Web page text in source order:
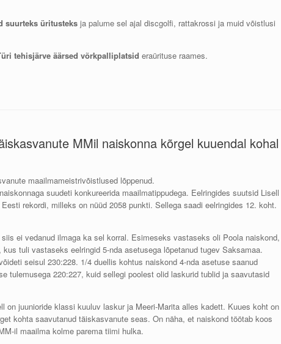
suurteks üritusteks ja palume sel ajal discgolfi, rattakrossi ja muid võistlusi
tehisjärve äärsed võrkpalliplatsid eraürituse raames.
MMil naiskonna kõrgel kuuendal kohal
maailmameistrivõistlused lõppenud.
suudeti konkureerida maailmatippudega. Eelringides suutsid Lisell
rekordi, milleks on nüüd 2058 punkti. Sellega saadi eelringides 12. koht.
ei vedanud ilmaga ka sel korral. Esimeseks vastaseks oli Poola naiskond,
tuli vastaseks eelringid 5-nda asetusega lõpetanud tugev Saksamaa.
seisul 230:228. 1/4 duellis kohtus naiskond 4-nda asetuse saanud
tulemusega 220:227, kuid sellegi poolest olid laskurid tublid ja saavutasid
on juunioride klassi kuuluv laskur ja Meeri-Marita alles kadett. Kuues koht on
kohta saavutanud täiskasvanute seas. On näha, et naiskond töötab koos
il maailma kolme parema tiimi hulka.